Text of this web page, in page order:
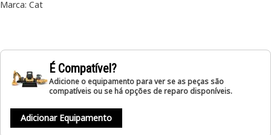
Marca: Cat
É Compatível?
Adicione o equipamento para ver se as peças são
compatíveis ou se há opções de reparo disponíveis.
Adicionar Equipamento